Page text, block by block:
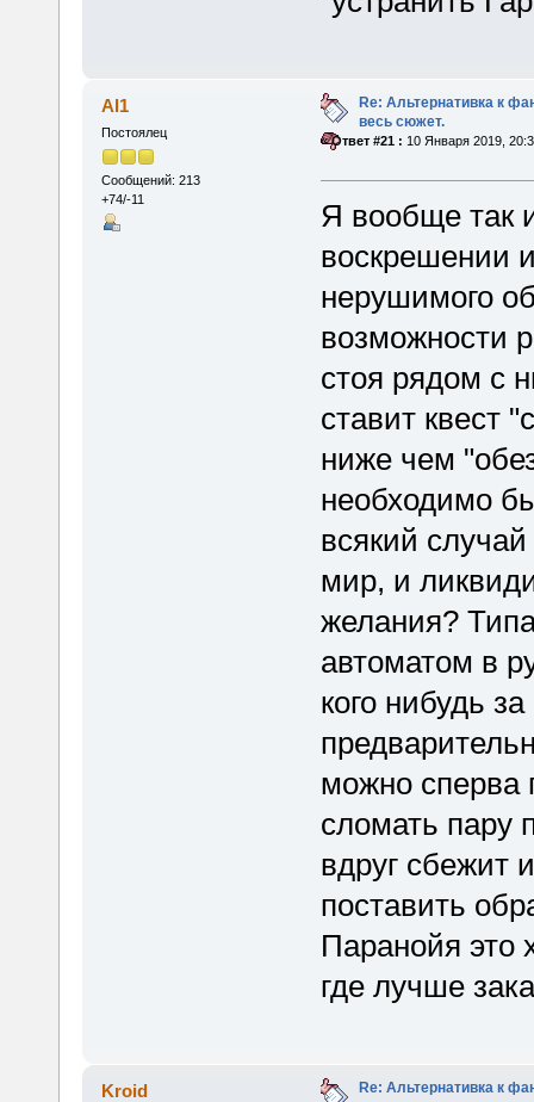
Al1
Постоялец
Сообщений: 213
+74/-11
Re: Альтернативка к
весь сюжет.
«Ответ #21 : 10 Января 2019,
Я вообще так
воскрешении
нерушимого
возможности
стоя рядом с
ставит квест
ниже чем
необходимо
всякий
мир, и
желания?
автоматом в
кого нибудь
можно сперва
сломать пару
вдруг сбежит
поставить
Паранойя это
где лучше
Kroid
Re: Альтернативка к